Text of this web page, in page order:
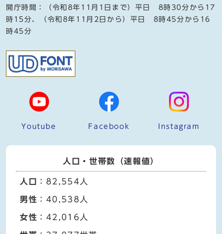
開庁時間：（令和8年11月1日まで）平日 8時30分から17
時15分、（令和8年11月2日から）平日 8時45分から16
時45分
Youtube Facebook Instagram
人口・世帯数（速報値）
人口 ：82,554人
男性 ：40,538人
女性 ：42,016人